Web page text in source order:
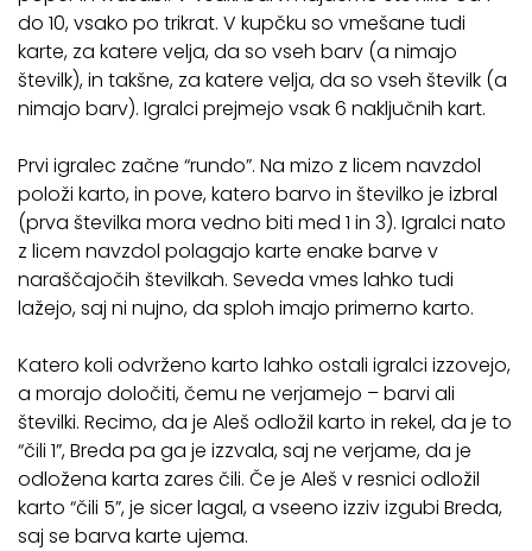
do 10, vsako po trikrat. V kupčku so vmešane tudi
karte, za katere velja, da so vseh barv (a nimajo
številk), in takšne, za katere velja, da so vseh številk (a
nimajo barv). Igralci prejmejo vsak 6 naključnih kart.
Prvi igralec začne “rundo”. Na mizo z licem navzdol
položi karto, in pove, katero barvo in številko je izbral
(prva številka mora vedno biti med 1 in 3). Igralci nato
z licem navzdol polagajo karte enake barve v
naraščajočih številkah. Seveda vmes lahko tudi
lažejo, saj ni nujno, da sploh imajo primerno karto.
Katero koli odvrženo karto lahko ostali igralci izzovejo,
a morajo določiti, čemu ne verjamejo – barvi ali
številki. Recimo, da je Aleš odložil karto in rekel, da je to
“čili 1”, Breda pa ga je izzvala, saj ne verjame, da je
odložena karta zares čili. Če je Aleš v resnici odložil
karto “čili 5”, je sicer lagal, a vseeno izziv izgubi Breda,
saj se barva karte ujema.